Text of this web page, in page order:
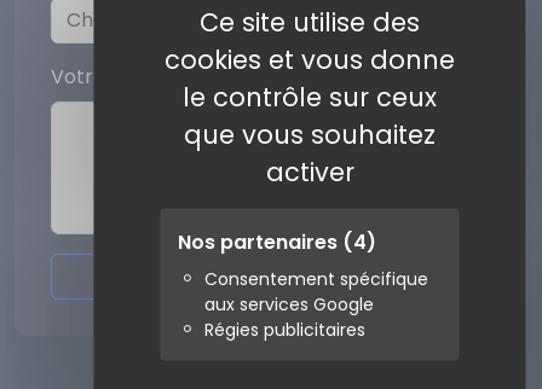
Ce site utilise des
cookies et vous donne
le contrôle sur ceux
que vous souhaitez
activer
Nos partenaires (4)
Consentement spécifique
aux services Google
Régies publicitaires
Votre commentaire
Envoyer l'avis